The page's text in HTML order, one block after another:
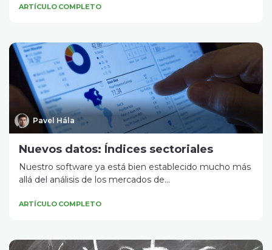
ARTÍCULO COMPLETO
Pavel Hála
Nuevos datos: Índices sectoriales
Nuestro software ya está bien establecido mucho más
allá del análisis de los mercados de...
ARTÍCULO COMPLETO